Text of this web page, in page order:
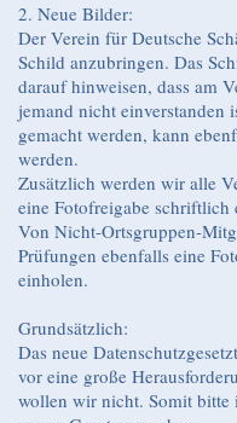
2. Neue Bilder:
Der Verein für Deutsche
Schild anzubringen. Das
darauf hinweisen, dass am
jemand nicht einverstanden
gemacht werden, kann
werden.
Zusätzlich werden wir alle
eine Fotofreigabe schriftlich
Von Nicht-Ortsgruppen-
Prüfungen ebenfalls eine
einholen.
Grundsätzlich:
Das neue
vor eine große
wollen wir nicht. Somit bitte